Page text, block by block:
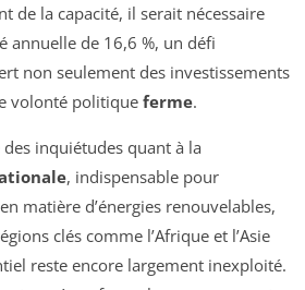
de la capacité, il serait nécessaire
annuelle de 16,6 %, un défi
non seulement des investissements
volonté politique ferme.
inquiétudes quant à la
, indispensable pour
matière d’énergies renouvelables,
clés comme l’Afrique et l’Asie
reste encore largement inexploité.